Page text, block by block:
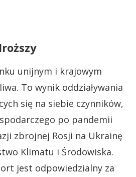
unijnym i krajowym
To wynik oddziaływania
się na siebie czynników,
po pandemii
zbrojnej Rosji na Ukrainę
Klimatu i Środowiska.
jest odpowiedzialny za